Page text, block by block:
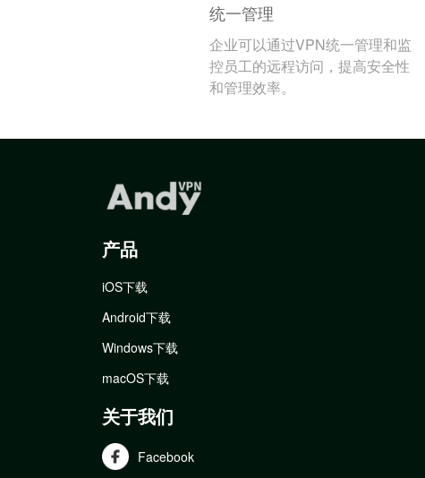
统一管理
企业可以通过VPN统一管理和监
控员工的远程访问，提高安全性
和管理效率。
产品
iOS下载
Android下载
Windows下载
macOS下载
关于我们
Facebook